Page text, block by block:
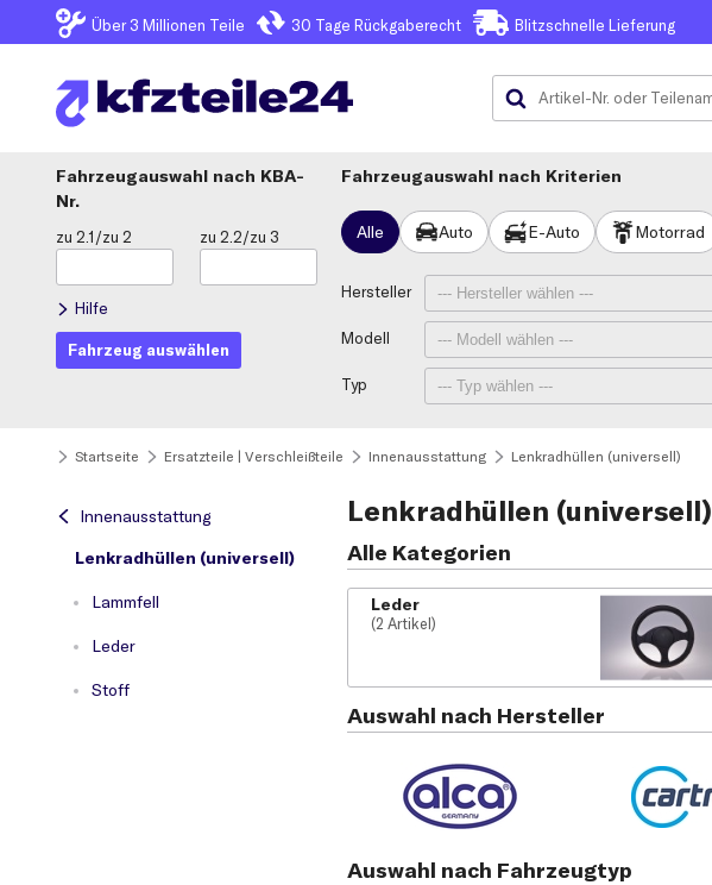
Über 3 Millionen Teile 30 Tage Rückgaberecht Blitzschnelle Lieferung
Fahrzeugauswahl
KBA-
Nr.
zu 2.1/zu 2 zu 2.2/zu 3
Hilfe
Fahrzeug auswählen
Fahrzeugauswahl nach Kriterien
Alle Auto E-Auto Motorrad
Hersteller
Modell
Typ
Startseite Ersatzteile | Verschleißteile Innenausstattung Lenkradhüllen (universell)
Innenausstattung
Lenkradhüllen (universell)
Lammfell
Leder
Stoff
Lenkradhüllen (universell)
Alle Kategorien
Leder
(2 Artikel)
Auswahl nach Hersteller
Auswahl nach Fahrzeugtyp